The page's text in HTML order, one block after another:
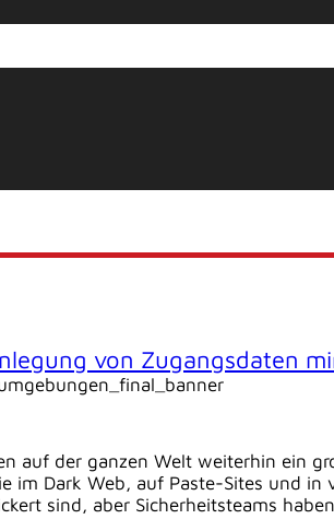
von Zugangsdaten
auf der ganzen Welt weiterhin ein
Dark Web, auf Paste-Sites und
sind, aber Sicherheitsteams